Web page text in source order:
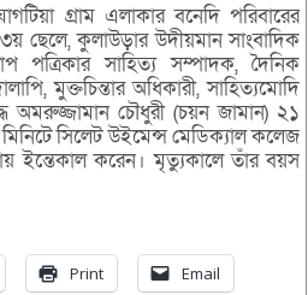
গ্রাম এলাকার বনেদি পরিবারের
ছেলে, কুলাউড়ার উদীয়মান সাংবাদিক
পত্রিকার সাহিত্য সম্পাদক, দৈনিক
মুক্তচিন্তার অধিকারী, সাহিত্যমোদি
অমরুজ্জামান চৌধুরী (চয়ন জামান) ২১
সিলেট উইমেন্স মেডিক্যাল কলেজ
ইন্তেকাল করেন। মৃত্যুকালে তাঁর বয়স
Print Email